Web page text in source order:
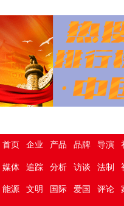
首页 企业 产品 品牌 导演
媒体 追踪 分析 访谈 法制
能源 文明 国际 爱国 评论